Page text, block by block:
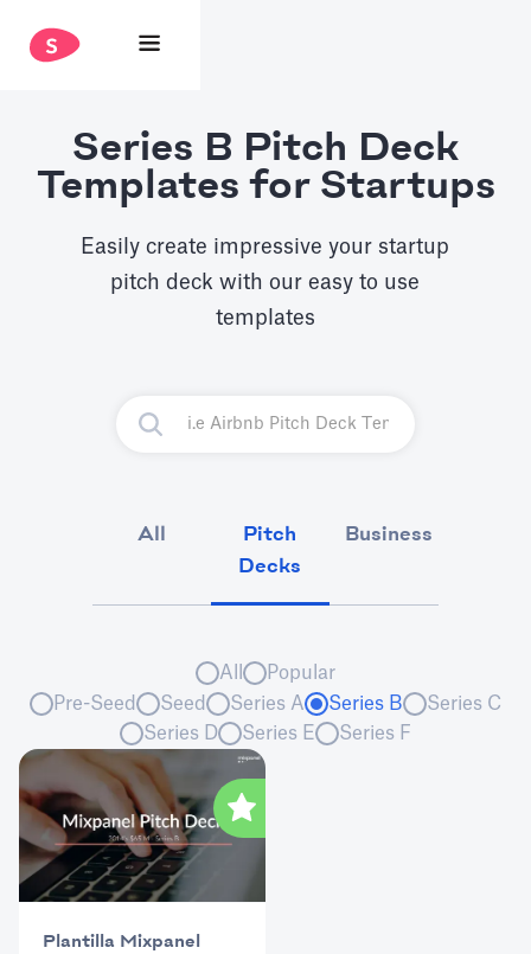
Series B Pitch Deck
Templates for Startups
Easily create impressive your startup
pitch deck with our easy to use
templates
All
Pitch
Decks
Business
All
Popular
Pre-Seed
Seed Series A Series B
Series C
Series D
Series E Series F
Plantilla Mixpanel